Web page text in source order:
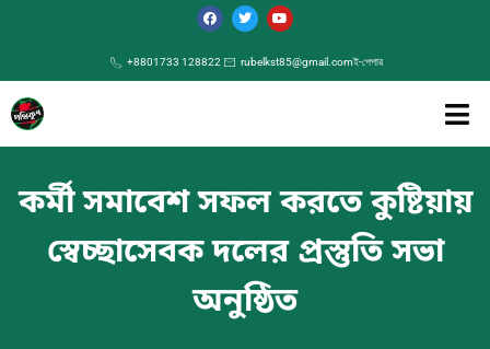
+8801733 128822 rubelkst85@gmail.comই-পেপার
কর্মী সমাবেশ সফল করতে কুষ্টিয়ায়
স্বেচ্ছাসেবক দলের প্রস্তুতি সভা
অনুষ্ঠিত